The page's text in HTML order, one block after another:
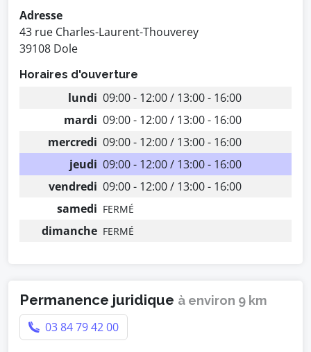
Adresse
43 rue Charles-Laurent-Thouverey
39108 Dole
Horaires d'ouverture
lundi 09:00 - 12:00 / 13:00 - 16:00
mardi 09:00 - 12:00 / 13:00 - 16:00
mercredi 09:00 - 12:00 / 13:00 - 16:00
jeudi 09:00 - 12:00 / 13:00 - 16:00
vendredi 09:00 - 12:00 / 13:00 - 16:00
samedi FERMÉ
dimanche FERMÉ
Permanence juridique à environ 9 km
03 84 79 42 00